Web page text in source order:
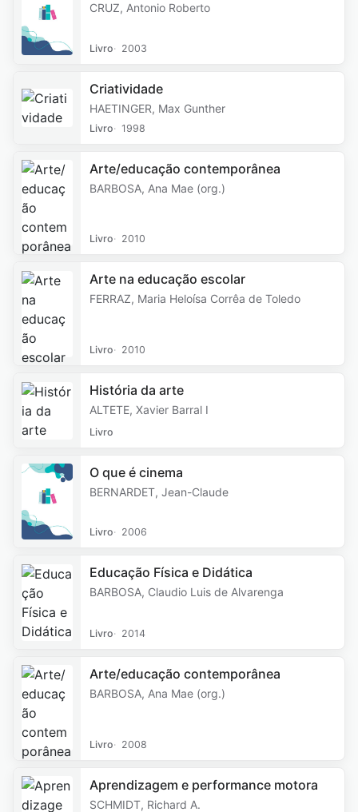
CRUZ, Antonio Roberto
Livro 2003
Criatividade
HAETINGER, Max Gunther
Livro 1998
Arte/educação contemporânea
BARBOSA, Ana Mae (org.)
Livro 2010
Arte na educação escolar
FERRAZ, Maria Heloísa Corrêa de Toledo
Livro 2010
História da arte
ALTETE, Xavier Barral I
Livro
O que é cinema
BERNARDET, Jean-Claude
Livro 2006
Educação Física e Didática
BARBOSA, Claudio Luis de Alvarenga
Livro 2014
Arte/educação contemporânea
BARBOSA, Ana Mae (org.)
Livro 2008
Aprendizagem e performance motora
SCHMIDT, Richard A.